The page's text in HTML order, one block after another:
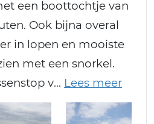
een boottochtje van
Ook bijna overal
in lopen en mooiste
met een snorkel.
v